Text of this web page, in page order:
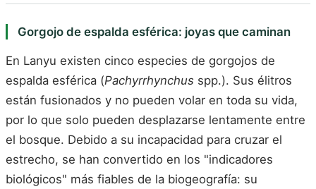
Gorgojo de espalda esférica: joyas que caminan
En Lanyu existen cinco especies de gorgojos de
espalda esférica (Pachyrrhynchus spp.). Sus élitros
están fusionados y no pueden volar en toda su vida,
por lo que solo pueden desplazarse lentamente entre
el bosque. Debido a su incapacidad para cruzar el
estrecho, se han convertido en los "indicadores
biológicos" más fiables de la biogeografía: su